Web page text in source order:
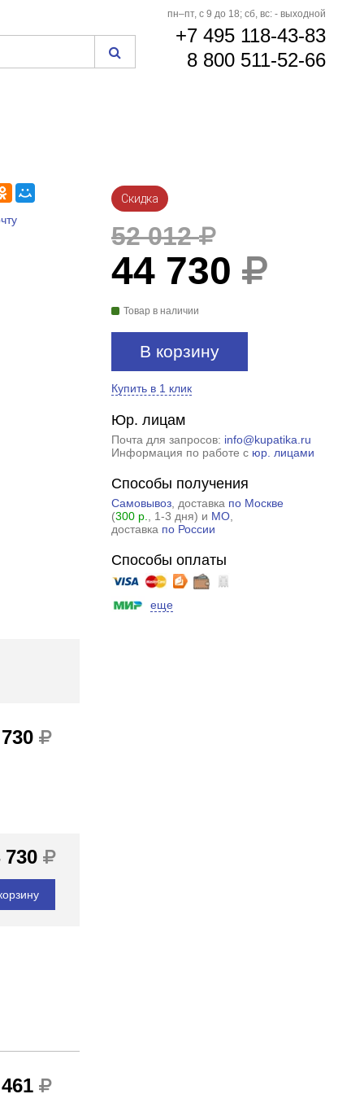
пн–пт, с 9 до 18; сб, вс: - выходной
+7 495 118-43-83
8 800 511-52-66
Скидка
52 012
44 730
Товар в наличии
В корзину
Купить в 1 клик
Юр. лицам
Почта для запросов: info@kupatika.ru
Информация по работе с юр. лицами
Способы получения
Самовывоз, доставка по Москве
(300 р. , 1-3 дня) и МО,
доставка по России
Способы оплаты
еще
730